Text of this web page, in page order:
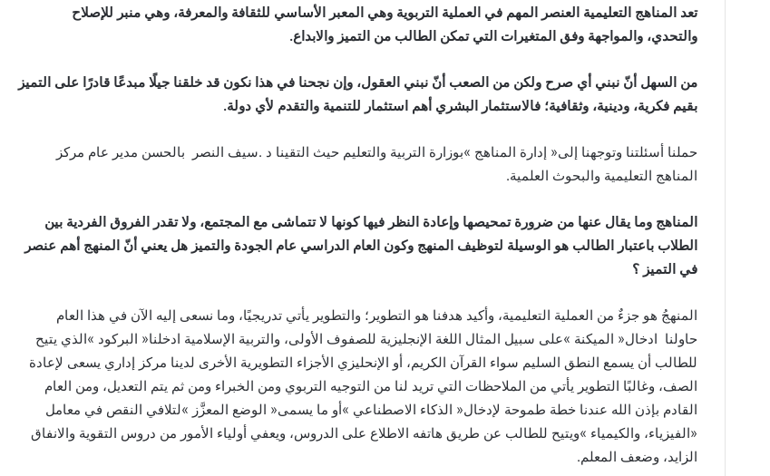
‬والتحدي،‭ ‬والمواجهة‭ ‬وفق‭ ‬المتغيرات‭ ‬التي‭ ‬تمكن‭ ‬الطالب‭ ‬من‭ ‬التميز‭ ‬والابداع‭ .‬
‬بقيم‭ ‬فكرية،‭ ‬ودينية،‭ ‬وثقافية؛‭ ‬فالاستثمار‭ ‬البشري‭ ‬أهم‭ ‬استثمار‭ ‬للتنمية‭ ‬والتقدم‭ ‬لأي‭ ‬دولة‭.‬
حملنا‭ ‬أسئلتنا‭ ‬وتوجهنا‭ ‬إلى‭ ‬‮«‬إدارة‭ ‬المناهج‮»‬‭ ‬بوزارة‭ ‬التربية‭ ‬والتعليم‭ ‬حيث‭ ‬التقينا‭ ‬د‭. ‬سيف‭ ‬النصر‭
‬المناهج‭ ‬التعليمية‭ ‬والبحوث‭ ‬العلمية‭.‬
‬في‭ ‬التميز‭ ‬؟
‬حاولنا‭
‬‮«‬الفيزياء،‭ ‬والكيمياء‮»‬‭ ‬ويتيح‭ ‬للطالب‭ ‬عن‭ ‬طريق‭ ‬هاتفه‭ ‬الاطلاع‭ ‬على‭ ‬الدروس،‭ ‬ويعفي‭ ‬أولياء‭ ‬الأمور‭ ‬من‭ ‬دروس‭ ‬التقوية‭ ‬والانفاق‭
‬الزايد،‭ ‬وضعف‭ ‬المعلم‭.‬